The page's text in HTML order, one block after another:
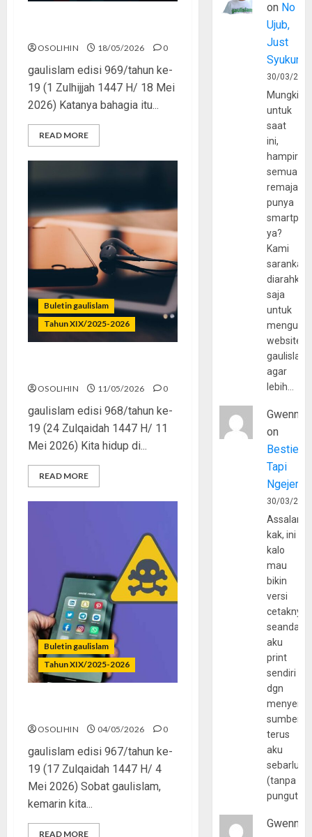
OSOLIHIN 18/05/2026 0
gaulislam edisi 969/tahun ke-
19 (1 Zulhijjah 1447 H/ 18 Mei
2026) Katanya bahagia itu...
READ MORE
Buletin gaulislam
Tahun XIX/2025-2026
OSOLIHIN 11/05/2026 0
gaulislam edisi 968/tahun ke-
19 (24 Zulqaidah 1447 H/ 11
Mei 2026) Kita hidup di...
READ MORE
Buletin gaulislam
Tahun XIX/2025-2026
OSOLIHIN 04/05/2026 0
gaulislam edisi 967/tahun ke-
19 (17 Zulqaidah 1447 H/ 4
Mei 2026) Sobat gaulislam,
kemarin kita...
READ MORE
on No
Ujub,
Just
Syukur
30/03/
Mungkin
untuk
saat
ini,
hampir
semua
remaja
punya
ya?
Kami
sarankan,
diarahkan
saja
untuk
website
agar
lebih…
Gwenny
on
Bestie
Tapi
30/03/
kak, ini
kalo
mau
bikin
versi
cetaknya
aku
print
sendiri
dgn
sumber
terus
aku
(tanpa
Gwenny